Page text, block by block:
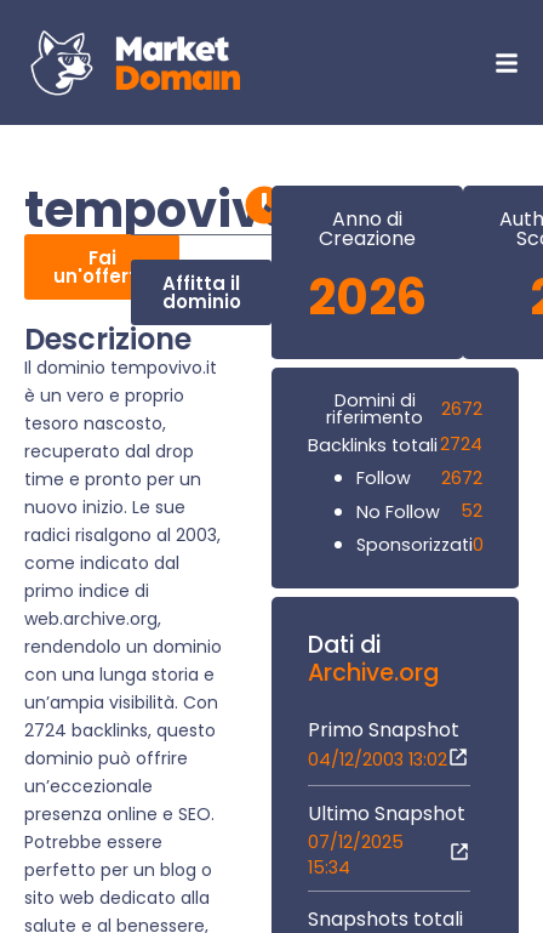
tempovivo.it
Fai
un'offerta Affitta il
dominio
Descrizione
Il dominio tempovivo.it
è un vero e proprio
tesoro nascosto,
recuperato dal drop
time e pronto per un
nuovo inizio. Le sue
radici risalgono al 2003,
come indicato dal
primo indice di
web.archive.org,
rendendolo un dominio
con una lunga storia e
un’ampia visibilità. Con
2724 backlinks, questo
dominio può offrire
un’eccezionale
presenza online e SEO.
Potrebbe essere
perfetto per un blog o
sito web dedicato alla
salute e al benessere,
Anno di
Creazione
2026
Domini di
riferimento
2672
Backlinks totali2724
Follow
2672
No Follow
52
Sponsorizzati0
Dati di
Archive.org
Primo Snapshot
04/12/2003 13:02
Ultimo Snapshot
07/12/2025
15:34
Snapshots totali